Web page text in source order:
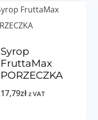
Syrop
FruttaMax
PORZECZKA
17,79zł z VAT